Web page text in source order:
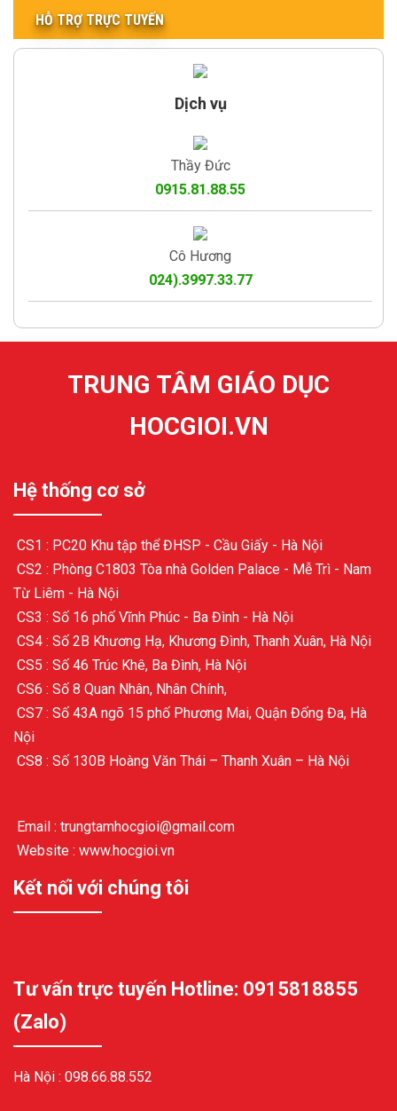
HỖ TRỢ TRỰC TUYẾN
Dịch vụ
Thầy Đức
0915.81.88.55
Cô Hương
024).3997.33.77
TRUNG TÂM GIÁO DỤC
HOCGIOI.VN
Hệ thống cơ sở
CS1 : PC20 Khu tập thể ĐHSP - Cầu Giấy - Hà Nội
CS2 : Phòng C1803 Tòa nhà Golden Palace - Mễ Trì - Nam
Từ Liêm - Hà Nội
CS3 : Số 16 phố Vĩnh Phúc - Ba Đình - Hà Nội
CS4 : Số 2B Khương Hạ, Khương Đình, Thanh Xuân, Hà Nội
CS5 : Số 46 Trúc Khê, Ba Đình, Hà Nội
CS6 : Số 8 Quan Nhân, Nhân Chính,
CS7 : Số 43A ngõ 15 phố Phương Mai, Quận Đống Đa, Hà
Nội
CS8 : Số 130B Hoàng Văn Thái – Thanh Xuân – Hà Nội
Email : trungtamhocgioi@gmail.com
Website : www.hocgioi.vn
Kết nối với chúng tôi
Tư vấn trực tuyến Hotline: 0915818855
(Zalo)
Hà Nội : 098.66.88.552